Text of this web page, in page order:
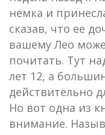
немка и
сказав, что ее
вашему Лео
почитать. Тут
лет 12, а
действительно
Но вот одна из
внимание.